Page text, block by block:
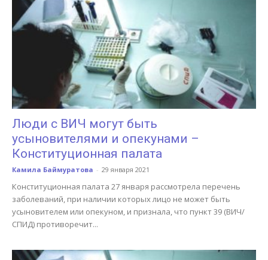
Люди с ВИЧ могут быть
усыновителями и опекунами –
Конституционная палата
Камила Баймуратова - 29 января 2021
Конституционная палата 27 января рассмотрела перечень
заболеваний, при наличии которых лицо не может быть
усыновителем или опекуном, и признала, что пункт 39 (ВИЧ/
СПИД) противоречит...